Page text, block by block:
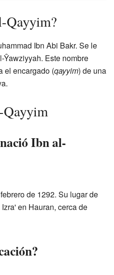
Qayyim?
Ibn Abi Bakr. Se le
Ŷawziyyah. Este nombre
el encargado (qayyim) de una
Ibn al-
de 1292. Su lugar de
en Hauran, cerca de